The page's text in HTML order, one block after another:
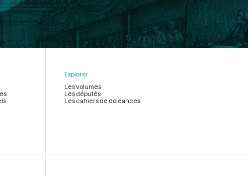
Explorer
Les volumes
Les députés
Les cahiers de doléances